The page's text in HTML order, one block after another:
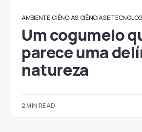
AMBIENTE CIÊNCIAS CIÊNCIAS E
Um cogumelo
parece uma
natureza
2 MIN READ